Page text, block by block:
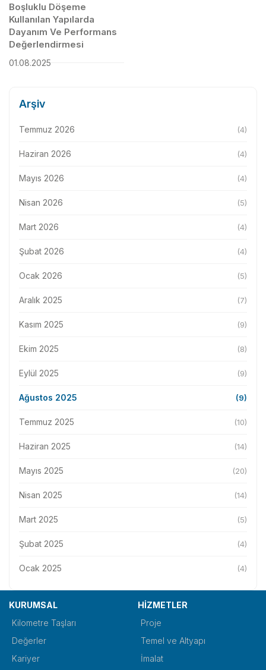
Boşluklu Döşeme
Kullanılan Yapılarda
Dayanım Ve Performans
Değerlendirmesi
01.08.2025
Arşiv
Temmuz 2026 (4)
Haziran 2026 (4)
Mayıs 2026 (4)
Nisan 2026 (5)
Mart 2026 (4)
Şubat 2026 (4)
Ocak 2026 (5)
Aralık 2025 (7)
Kasım 2025 (9)
Ekim 2025 (8)
Eylül 2025 (9)
Ağustos 2025 (9)
Temmuz 2025 (10)
Haziran 2025 (14)
Mayıs 2025 (20)
Nisan 2025 (14)
Mart 2025 (5)
Şubat 2025 (4)
Ocak 2025 (4)
KURUMSAL
Kilometre Taşları
Değerler
Kariyer
HİZMETLER
Proje
Temel ve Altyapı
İmalat